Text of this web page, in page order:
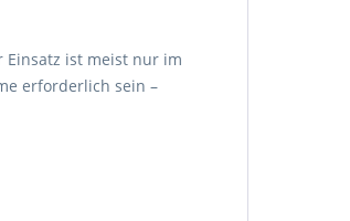
Einsatz ist meist nur im
erforderlich sein –